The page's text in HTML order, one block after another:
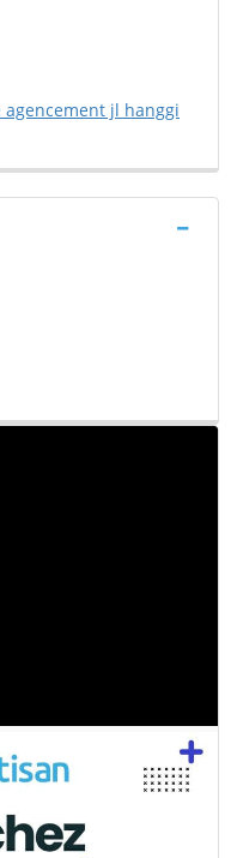
jl hanggi